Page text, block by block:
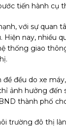
tiến hành cụ
với sự quan
nay, nhiều
thống giao
đều do xe
ảnh hưởng
thành phố
trường đô thị